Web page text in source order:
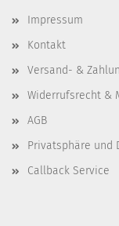
Impressum
Kontakt
Versand- &
Widerrufsrecht &
AGB
Privatsphäre und
Callback Service